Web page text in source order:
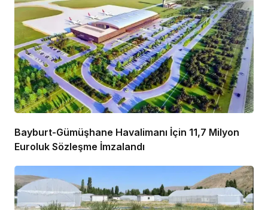
Bayburt-Gümüşhane Havalimanı İçin 11,7 Milyon
Euroluk Sözleşme İmzalandı